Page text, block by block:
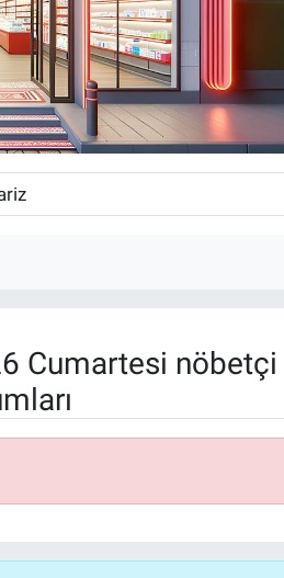
Cumartesi nöbetçi